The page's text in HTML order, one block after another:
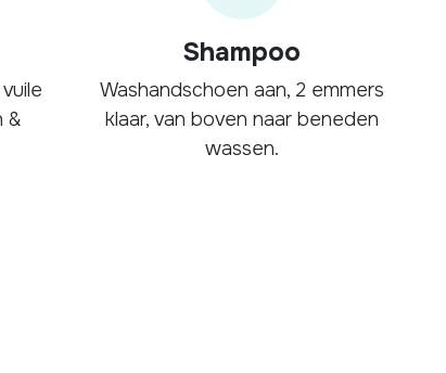
&
Shampoo
Washandschoen aan, 2 emmers
klaar, van boven naar beneden
wassen.